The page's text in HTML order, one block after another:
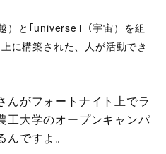
）と｢universe｣（宇宙）を組
に構築された、人が活動でき
んがフォートナイト上でラ
工大学のオープンキャンパ
ですよ。